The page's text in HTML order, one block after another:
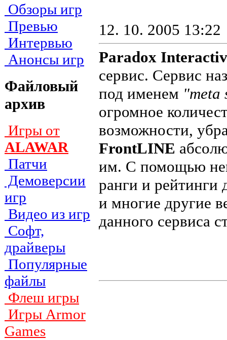
Обзоры игр
Превью
Интервью
Анонсы игр
Файловый
архив
Игры от
ALAWAR
Патчи
Демоверсии
игр
Видео из игр
Софт,
драйверы
Популярные
файлы
Флеш игры
Игры Armor
Games
12. 10. 2005 13:22
Paradox
сервис. Сервис
под именем "meta
огромное
возможности,
FrontLINE
им. С помощью
ранги и рейтинги
и многие другие
данного сервиса